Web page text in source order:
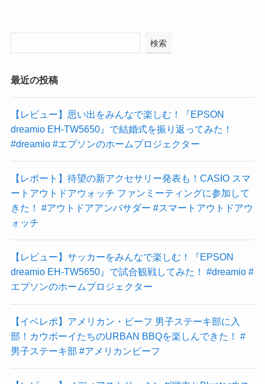
検索
最近の投稿
【レビュー】思い出をみんなで楽しむ！『EPSON
dreamio EH-TW5650』で結婚式を振り返ってみた！
#dreamio #エプソンのホームプロジェクター
【レポート】待望の新アクセサリー発表も！CASIO スマ
ートアウトドアウォッチ ファンミーティングに参加して
きた！ #アウトドアアンバサダー #スマートアウトドアウ
ォッチ
【レビュー】サッカーをみんなで楽しむ！『EPSON
dreamio EH-TW5650』で試合観戦してみた！ #dreamio #
エプソンのホームプロジェクター
【イベレポ】アメリカン・ビーフ 男子ステーキ部に入
部！カウボーイたちのURBAN BBQを楽しんできた！ #
男子ステーキ部 #アメリカンビーフ